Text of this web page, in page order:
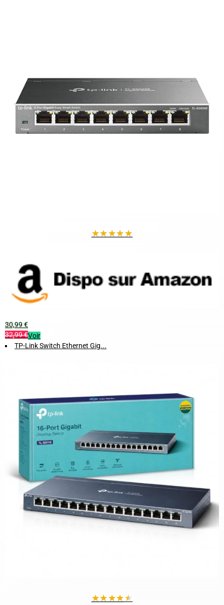
★★★★★
30,99 €
32,99 €Voir
TP-Link Switch Ethernet Gig...
★★★★★